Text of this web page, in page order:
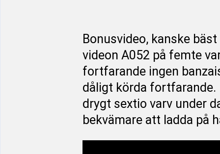
Bonusvideo, kanske
videon A052 på femte
fortfarande ingen
dåligt körda fortfarande.
drygt sextio varv under
bekvämare att ladda på